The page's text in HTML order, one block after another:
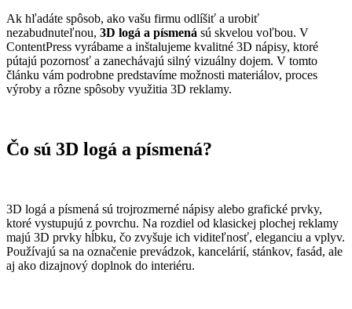
Ak hľadáte spôsob, ako vašu firmu odlíšiť a urobiť
nezabudnuteľnou, 3D logá a písmená sú skvelou voľbou. V
ContentPress vyrábame a inštalujeme kvalitné 3D nápisy, ktoré
pútajú pozornosť a zanechávajú silný vizuálny dojem. V tomto
článku vám podrobne predstavíme možnosti materiálov, proces
výroby a rôzne spôsoby využitia 3D reklamy.
Čo sú 3D logá a písmená?
3D logá a písmená sú trojrozmerné nápisy alebo grafické prvky,
ktoré vystupujú z povrchu. Na rozdiel od klasickej plochej reklamy
majú 3D prvky hĺbku, čo zvyšuje ich viditeľnosť, eleganciu a vplyv.
Používajú sa na označenie prevádzok, kancelárií, stánkov, fasád, ale
aj ako dizajnový doplnok do interiéru.